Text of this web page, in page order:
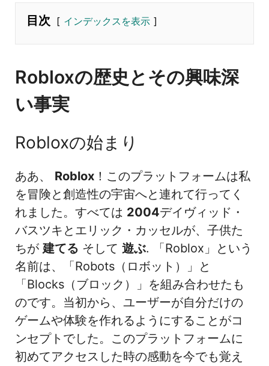
目次 インデックスを表示
Robloxの歴史とその興味深
い事実
Robloxの始まり
ああ、 Roblox ！このプラットフォームは私
を冒険と創造性の宇宙へと連れて行ってく
れました。すべては 2004デイヴィッド・
バスツキとエリック・カッセルが、子供た
ちが 建てる そして 遊ぶ. 「Roblox」という
名前は、「Robots（ロボット）」と
「Blocks（ブロック）」を組み合わせたも
のです。当初から、ユーザーが自分だけの
ゲームや体験を作れるようにすることがコ
ンセプトでした。このプラットフォームに
初めてアクセスした時の感動を今でも覚え